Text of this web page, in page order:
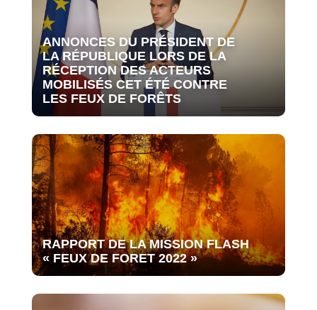
ANNONCES DU PRÉSIDENT DE
LA RÉPUBLIQUE LORS DE LA
RÉCEPTION DES ACTEURS
MOBILISÉS CET ÉTÉ CONTRE
LES FEUX DE FORÊTS
RAPPORT DE LA MISSION FLASH
« FEUX DE FORET 2022 »